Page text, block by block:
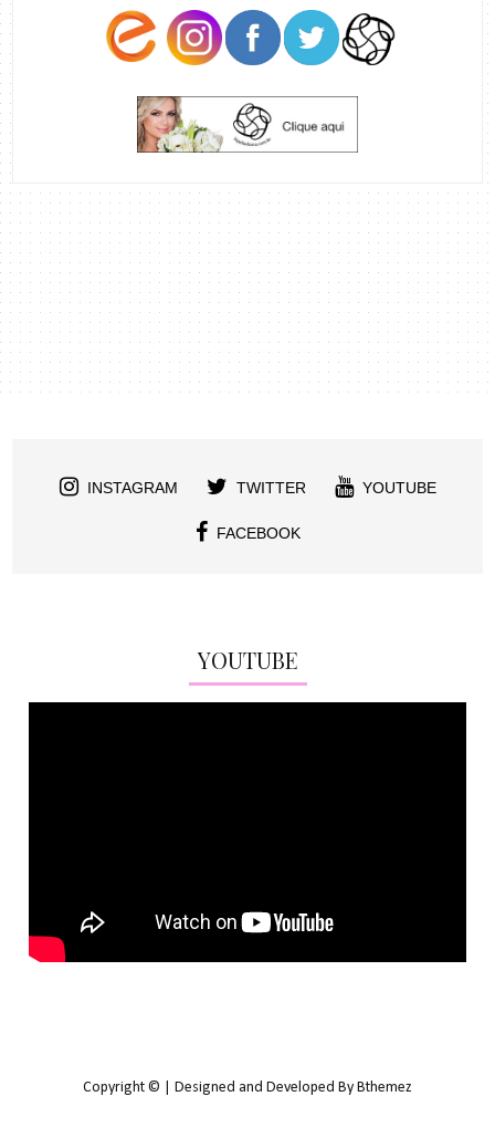
INSTAGRAM TWITTER YOUTUBE
FACEBOOK
YOUTUBE
Copyright © | Designed and Developed By Bthemez